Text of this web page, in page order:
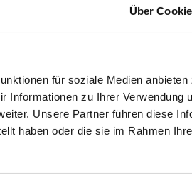
Über
für soziale Medien anbieten
Informationen zu Ihrer Verwendung
Unsere Partner führen diese
haben oder die sie im Rahmen